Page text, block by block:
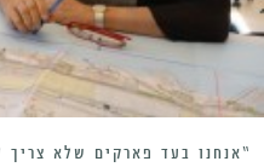
“אנחנו בעד פארקים שלא